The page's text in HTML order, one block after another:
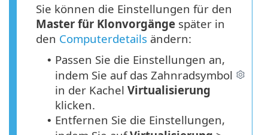
Sie können die Einstellungen für den
Master für Klonvorgänge später in
den Computerdetails ändern:
• Passen Sie die Einstellungen an,
indem Sie auf das Zahnradsymbol
in der Kachel Virtualisierung
klicken.
• Entfernen Sie die Einstellungen,